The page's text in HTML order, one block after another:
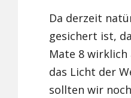
Da derzeit
gesichert ist,
Mate 8 wirklich
das Licht der
sollten wir